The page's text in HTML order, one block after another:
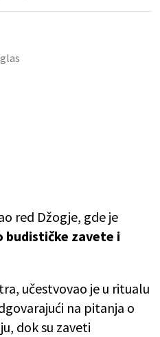
red Džogje, gde je
budističke zavete i
učestvovao je u ritualu
na pitanja o
dok su zaveti